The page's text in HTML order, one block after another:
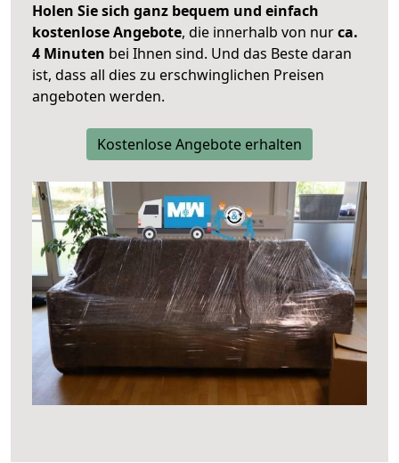
Holen Sie sich ganz bequem und einfach
kostenlose Angebote, die innerhalb von nurca.
4 Minuten bei Ihnen sind. Und das Beste daran
ist, dass all dies zu erschwinglichen Preisen
angeboten werden.
Kostenlose Angebote erhalten